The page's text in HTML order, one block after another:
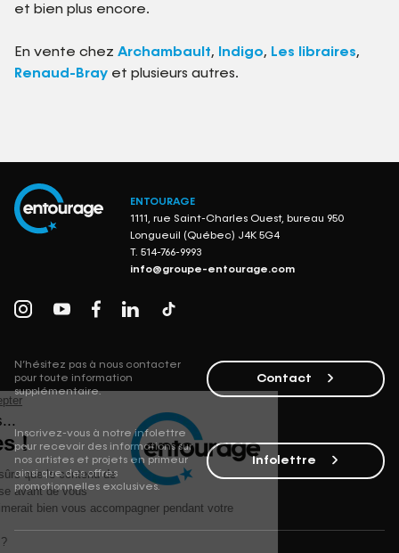
et bien plus encore.
En vente chez Archambault, Indigo, Les libraires,
Renaud-Bray et plusieurs autres.
ENTOURAGE
1111, rue Saint-Charles Ouest, bureau 950
Longueuil (Québec) J4K 5G4
T. 514-766-9993
info@groupe-entourage.com
N’hésitez pas à nous contacter
pour toute information
supplémentaire.
Contact
Inscrivez-vous à notre infolettre
pour recevoir des informations sur
nos artistes et projets en primeur
ainsi que des offres
promotionnelles exclusives.
Infolettre